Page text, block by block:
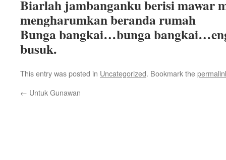
Biarlah jambanganku berisi mawar
mengharumkan beranda rumah
Bunga bangkai…bunga
busuk.
This entry was posted in Uncategorized. Bookmark the
← Untuk Gunawan